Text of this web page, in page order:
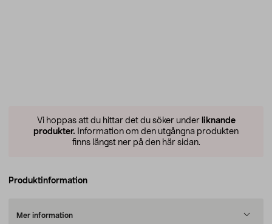
Vi hoppas att du hittar det du söker under liknande
produkter. Information om den utgångna produkten
finns längst ner på den här sidan.
Produktinformation
Mer information